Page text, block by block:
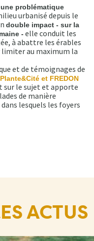
problématique
urbanisé depuis le
double impact - sur la
- elle conduit les
à abattre les érables
au maximum la
et de témoignages de
et FREDON
sur le sujet et apporte
de manière
lesquels les foyers
ACTUS